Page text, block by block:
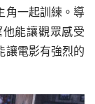
角一起訓練。導
能讓觀眾感受
讓電影有強烈的